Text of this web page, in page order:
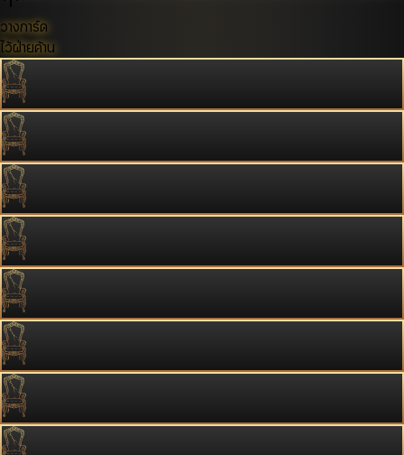
วางการ์ด
ไว้ฝ่ายค้าน